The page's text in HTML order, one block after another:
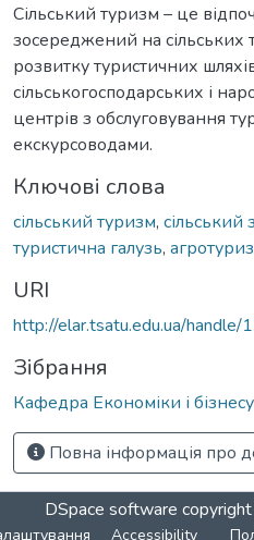
Сільський туризм – це
зосереджений на сільських
розвитку туристичних
сільськогосподарських і
центрів з обслуговування
екскурсоводами.
Ключові слова
сільський туризм, сільський
туристична галузь,
URI
http://elar.tsatu.edu.ua/
Зібрання
Кафедра Економіки і бізнесу
Повна інформація про
DSpace software
Accessibility